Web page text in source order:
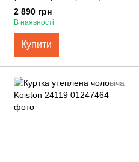
хакі МК
2 890 грн
В наявності
Купити